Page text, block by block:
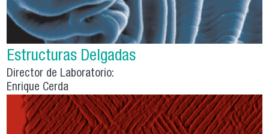
Estructuras Delgadas
Director de Laboratorio:
Enrique Cerda